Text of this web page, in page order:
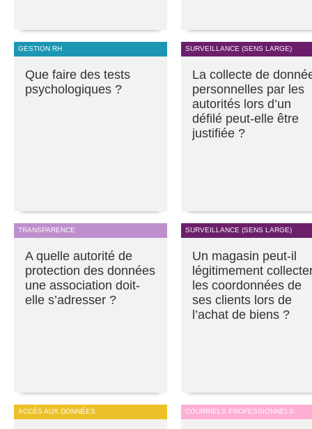
GESTION RH
Que faire des tests
psychologiques ?
SURVEILLANCE (SENS LARGE)
La collecte de
personnelles par les
autorités lors d’un
défilé peut-elle être
justifiée ?
TRANSPARENCE
A quelle autorité de
protection des données
une association doit-
elle s’adresser ?
SURVEILLANCE (SENS LARGE)
Un magasin peut-il
légitimement
les coordonnées de
ses clients lors de
l’achat de biens ?
ACCÈS AUX DONNÉES COURRIELS PROFESSIONNELS